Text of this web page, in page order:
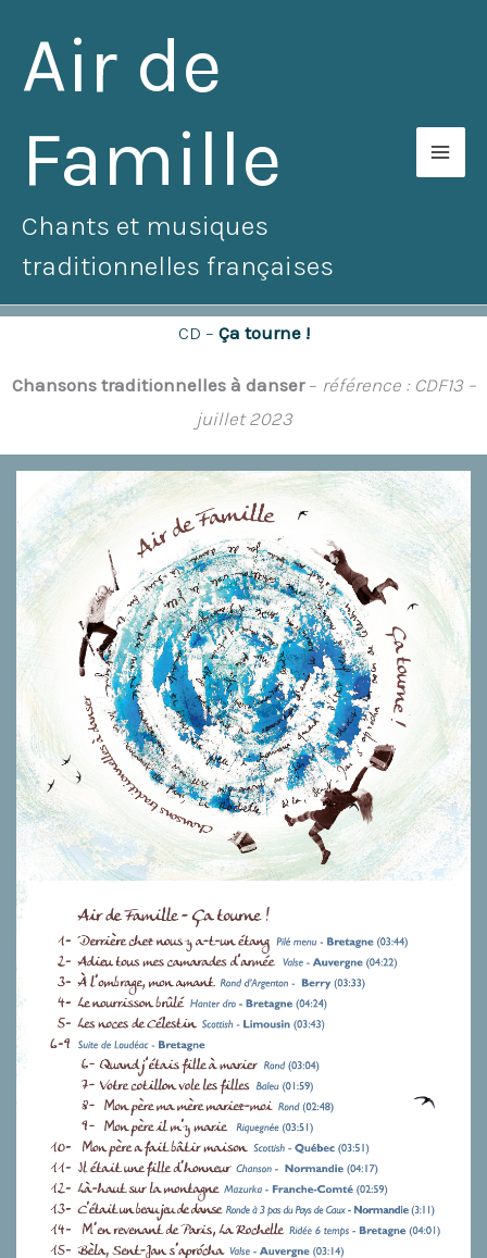
contenu
Air de
Famille
Chants et musiques
traditionnelles françaises
CD – Ça tourne !
Chansons traditionnelles à danser– référence : CDF13 –
juillet 2023